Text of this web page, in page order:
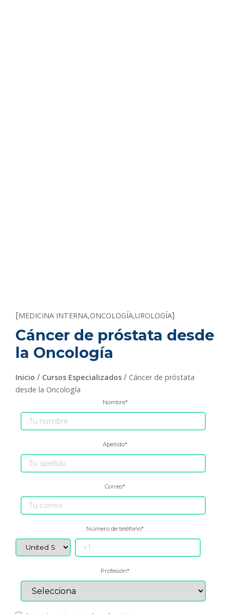
[MEDICINA INTERNA,ONCOLOGÍA,UROLOGÍA]
Cáncer de próstata desde
la Oncología
Inicio / Cursos Especializados / Cáncer de próstata
desde la Oncología
Nombre*
Apellido*
Correo*
Número de teléfono*
Profesión*